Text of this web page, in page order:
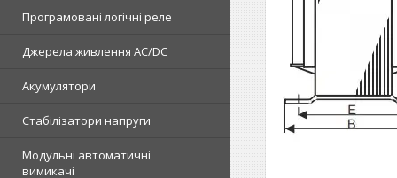
Програмовані логічні реле
Джерела живлення AC/DC
Акумулятори
Стабілізатори напруги
Модульні автоматичні
вимикачі